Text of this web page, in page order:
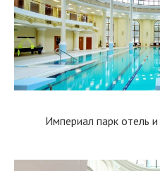
Империал парк отель